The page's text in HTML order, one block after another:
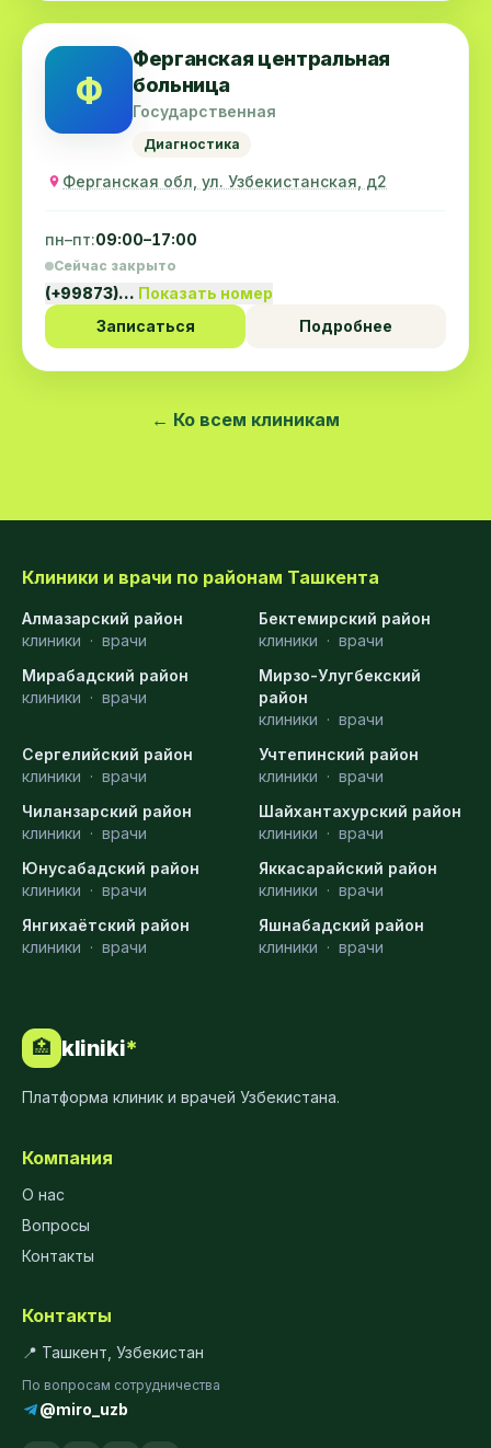
Ф
Ферганская центральная
больница
Государственная
Диагностика
Ферганская обл, ул. Узбекистанская, д2
пн–пт:09:00–17:00
Сейчас закрыто
(+99873)… Показать номер
Записаться
Подробнее
← Ко всем клиникам
Клиники и врачи по районам Ташкента
Алмазарский район
клиники · врачи
Бектемирский район
клиники · врачи
Мирабадский район
клиники · врачи
Мирзо-Улугбекский
район
клиники · врачи
Сергелийский район
клиники · врачи
Учтепинский район
клиники · врачи
Чиланзарский район
клиники · врачи
Шайхантахурский район
клиники · врачи
Юнусабадский район
клиники · врачи
Яккасарайский район
клиники · врачи
Янгихаётский район
клиники · врачи
Яшнабадский район
клиники · врачи
🏥 kliniki*
Платформа клиник и врачей Узбекистана.
Компания
О нас
Вопросы
Контакты
Контакты
📍 Ташкент, Узбекистан
По вопросам сотрудничества
@miro_uzb